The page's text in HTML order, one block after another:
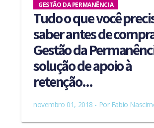
GESTÃO DA PERMANÊNCIA
Tudo o que você
saber antes de
Gestão da
solução de apoio à
retenção...
novembro 01, 2018 - Por Fabio